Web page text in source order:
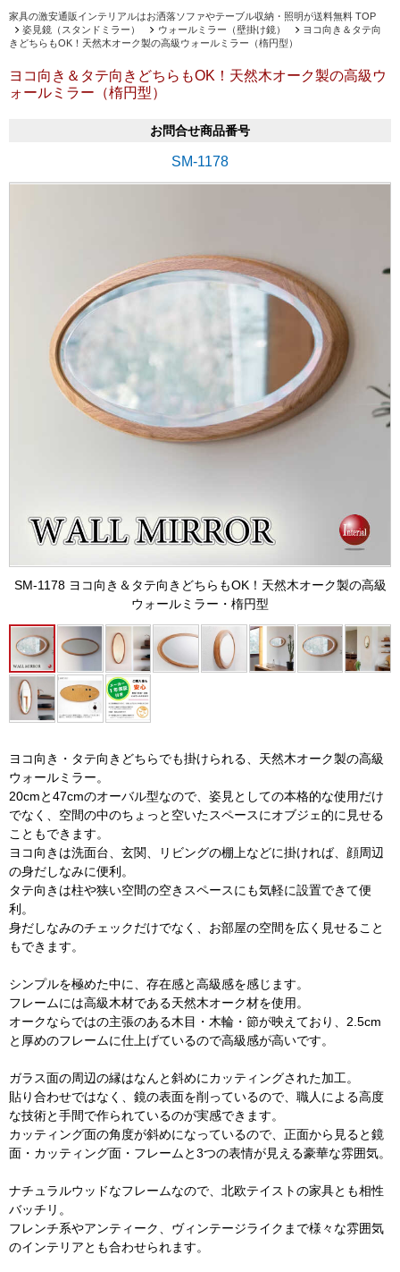
家具の激安通販インテリアルはお洒落ソファやテーブル収納・照明が送料無料 TOP
姿見鏡（スタンドミラー）
ウォールミラー（壁掛け鏡）
ヨコ向き＆タテ向
きどちらもOK！天然木オーク製の高級ウォールミラー（楕円型）
ヨコ向き＆タテ向きどちらもOK！天然木オーク製の高級ウ
ォールミラー（楕円型）
お問合せ商品番号
SM-1178
SM-1178 ヨコ向き＆タテ向きどちらもOK！天然木オーク製の高級
ウォールミラー・楕円型
ヨコ向き・タテ向きどちらでも掛けられる、天然木オーク製の高級
ウォールミラー。
20cmと47cmのオーバル型なので、姿見としての本格的な使用だけ
でなく、空間の中のちょっと空いたスペースにオブジェ的に見せる
こともできます。
ヨコ向きは洗面台、玄関、リビングの棚上などに掛ければ、顔周辺
の身だしなみに便利。
タテ向きは柱や狭い空間の空きスペースにも気軽に設置できて便
利。
身だしなみのチェックだけでなく、お部屋の空間を広く見せること
もできます。
シンプルを極めた中に、存在感と高級感を感じます。
フレームには高級木材である天然木オーク材を使用。
オークならではの主張のある木目・木輪・節が映えており、2.5cm
と厚めのフレームに仕上げているので高級感が高いです。
ガラス面の周辺の縁はなんと斜めにカッティングされた加工。
貼り合わせではなく、鏡の表面を削っているので、職人による高度
な技術と手間で作られているのが実感できます。
カッティング面の角度が斜めになっているので、正面から見ると鏡
面・カッティング面・フレームと3つの表情が見える豪華な雰囲気。
ナチュラルウッドなフレームなので、北欧テイストの家具とも相性
バッチリ。
フレンチ系やアンティーク、ヴィンテージライクまで様々な雰囲気
のインテリアとも合わせられます。